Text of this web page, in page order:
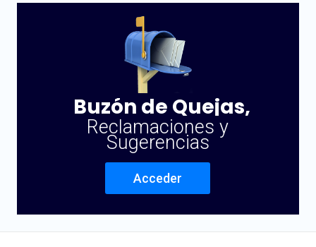
Buzón de Quejas,
Reclamaciones y
Sugerencias
Acceder